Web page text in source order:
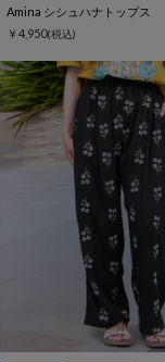
Amina シシュハナトップス
￥4,950(税込)